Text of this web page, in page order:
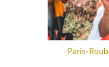
Paris-